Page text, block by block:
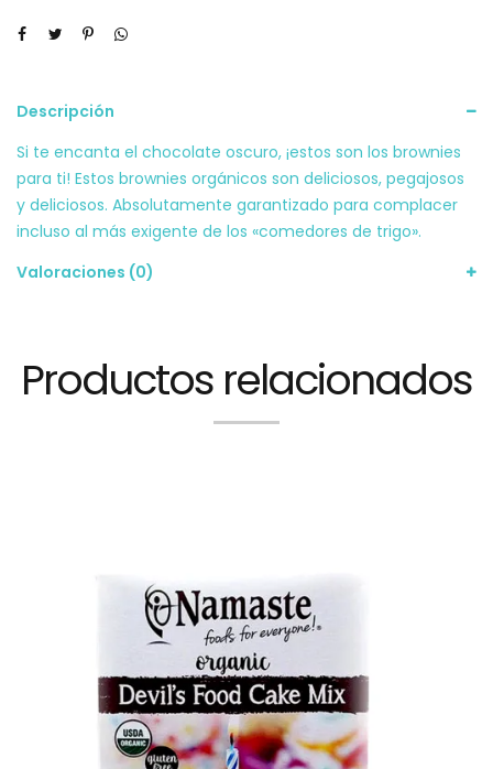
Descripción
Si te encanta el chocolate oscuro, ¡estos son los brownies
para ti! Estos brownies orgánicos son deliciosos, pegajosos
y deliciosos. Absolutamente garantizado para complacer
incluso al más exigente de los «comedores de trigo».
Valoraciones (0)
Productos relacionados